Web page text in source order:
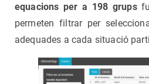
equacions per a 198 grups
permeten filtrar per
adequades a cada situació